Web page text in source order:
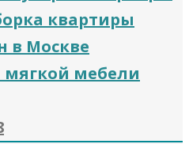
квартиры
в Москве
мебели